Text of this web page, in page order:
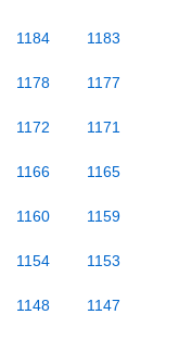
1184 1183
1178 1177
1172 1171
1166 1165
1160 1159
1154 1153
1148 1147